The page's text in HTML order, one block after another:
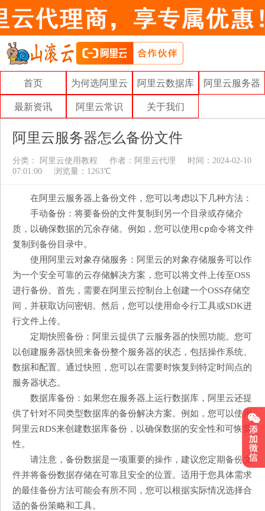
首页 为何选阿里云 阿里云数据库 阿里云服务器
最新资讯 阿里云常识 关于我们
阿里云服务器怎么备份文件
分类： 阿里云使用教程 作者： 阿里云代理
时间：2024-02-10
07:01:00
浏览量：1263℃
在阿里云服务器上备份文件，您可以考虑以下几种方法：
手动备份：将要备份的文件复制到另一个目录或存储介
质，以确保数据的冗余存储。例如，您可以使用cp命令将文件
复制到备份目录中。
使用阿里云对象存储服务：阿里云的对象存储服务可以作
为一个安全可靠的云存储解决方案，您可以将文件上传至OSS
进行备份。首先，需要在阿里云控制台上创建一个OSS存储空
间，并获取访问密钥。然后，您可以使用命令行工具或SDK进
行文件上传。
定期快照备份：阿里云提供了云服务器的快照功能。您可
以创建服务器快照来备份整个服务器的状态，包括操作系统、
数据和配置。通过快照，您可以在需要时恢复到特定时间点的
服务器状态。
数据库备份：如果您在服务器上运行数据库，阿里云还提
供了针对不同类型数据库的备份解决方案。例如，您可以使用
阿里云RDS来创建数据库备份，以确保数据的安全性和可恢复
性。
请注意，备份数据是一项重要的操作，建议您定期备份文
件并将备份数据存储在可靠且安全的位置。适用于您具体需求
的最佳备份方法可能会有所不同，您可以根据实际情况选择合
适的备份策略和工具。